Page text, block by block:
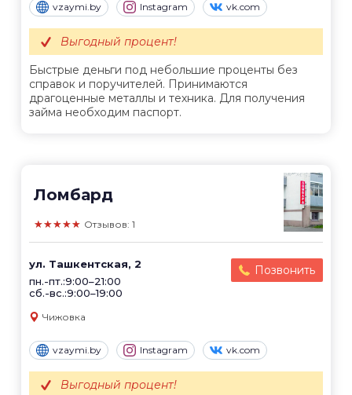
vzaymi.by Instagram vk.com
Быстрые деньги под небольшие проценты без
справок и поручителей. Принимаются
драгоценные металлы и техника. Для получения
займа необходим паспорт.
Выгодный процент!
Ломбард
★★★★★ Отзывов: 1
ул. Ташкентская, 2
пн.-пт.:9:00–21:00
сб.-вс.:9:00–19:00
Позвонить
Чижовка
vzaymi.by Instagram vk.com
Выгодный процент!